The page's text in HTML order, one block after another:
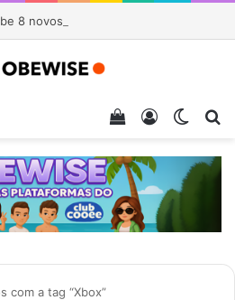
Entrar
Veja seu
com a tag “Xbox”